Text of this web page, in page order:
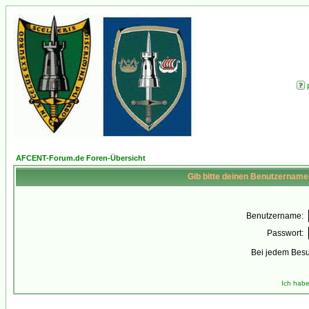
AFCENT-Forum.de Foren-Übersicht
Gib bitte deinen
Benutzername:
Passwort:
Bei jedem
Ich